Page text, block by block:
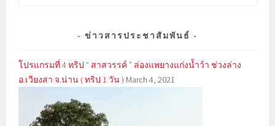
ข่าวสารประชาสัมพันธ์
โปรแกรมที่ 4 ทริป “ สาสวรรค์ ” ล่องแพยางแก่งน้ำว้า ช่วงล่าง
อ.เวียงสา จ.น่าน ( ทริป 1 วัน ) March 4, 2021